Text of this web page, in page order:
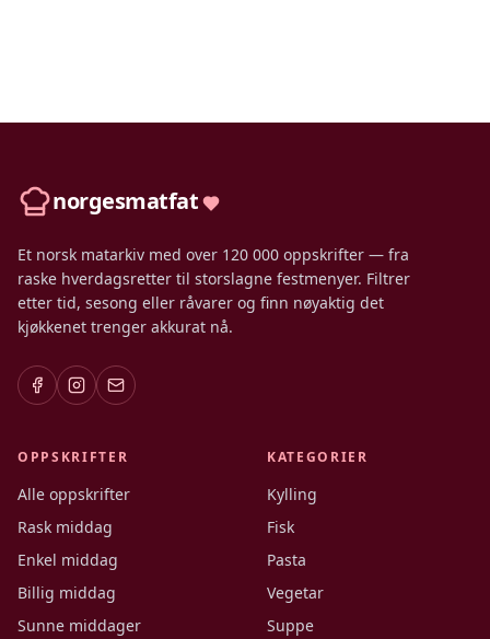
norgesmatfat
Et norsk matarkiv med over 120 000 oppskrifter — fra
raske hverdagsretter til storslagne festmenyer. Filtrer
etter tid, sesong eller råvarer og finn nøyaktig det
kjøkkenet trenger akkurat nå.
OPPSKRIFTER
Alle oppskrifter
Rask middag
Enkel middag
Billig middag
Sunne middager
KATEGORIER
Kylling
Fisk
Pasta
Vegetar
Suppe